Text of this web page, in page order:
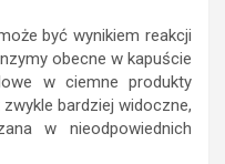
być wynikiem reakcji
obecne w kapuście
w ciemne produkty
bardziej widoczne,
w nieodpowiednich